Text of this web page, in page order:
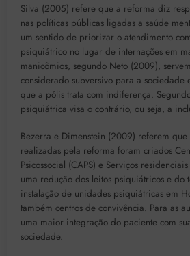
Silva (2005) refere que a reforma diz
nas políticas públicas ligadas a saúde
um sentido de priorizar o atendimento
psiquiátrico no lugar de internações em
manicômios, segundo Neto (2009),
considerado subversivo para a
que a pólis trata com indiferença.
psiquiátrica visa o contrário, ou seja, a
Bezerra e Dimenstein (2009) referem que
realizadas pela reforma foram criados
Psicossocial (CAPS) e Serviços
uma redução dos leitos psiquiátricos e do
instalação de unidades psiquiátricas em
também centros de convivência. Para as
uma maior integração do paciente com
sociedade.